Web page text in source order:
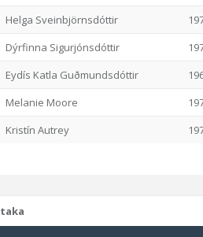
Helga Sveinbjörnsdóttir
Dýrfinna Sigurjónsdóttir
Eydís Katla Guðmundsdóttir
Melanie Moore
Kristín Autrey